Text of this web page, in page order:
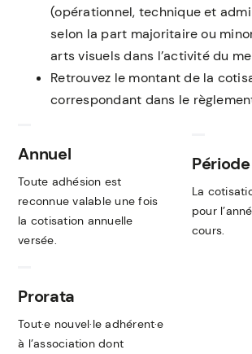
(opérationnel, technique et
selon la part majoritaire ou
arts visuels dans l’activité du
Retrouvez le montant de la
correspondant dans le
Annuel
Toute adhésion est
reconnue valable une fois
la cotisation annuelle
versée.
Période
La
pour
cours.
Prorata
Tout·e nouvel·le adhérent·e
à l’association dont